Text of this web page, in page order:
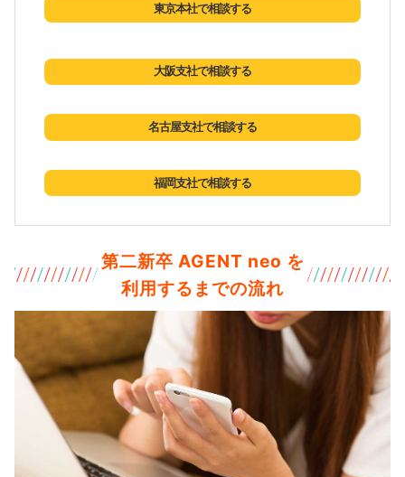
東京本社で相談する
大阪支社で相談する
名古屋支社で相談する
福岡支社で相談する
第二新卒 AGENT neo を
利用するまでの流れ